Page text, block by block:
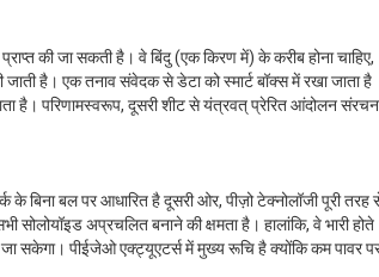
की जा सकती है। वे बिंदु (एक किरण में) के करीब होना चाहिए,
है। एक तनाव संवेदक से डेटा को स्मार्ट बॉक्स में रखा जाता है
है। परिणामस्वरूप, दूसरी शीट से यंत्रवत् प्रेरित आंदोलन
बिना बल पर आधारित है दूसरी ओर, पीज़ो टेक्नोलॉजी पूरी तरह
सोलोयॉइड अप्रचलित बनाने की क्षमता है। हालांकि, वे भारी होते
सकेगा। पीईजेओ एक्ट्यूएटर्स में मुख्य रूचि है क्योंकि कम पावर